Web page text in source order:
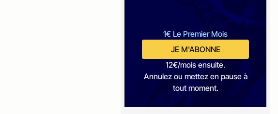
1€ Le Premier Mois
JE M'ABONNE
12€/mois ensuite.
Annulez ou mettez en pause à
tout moment.